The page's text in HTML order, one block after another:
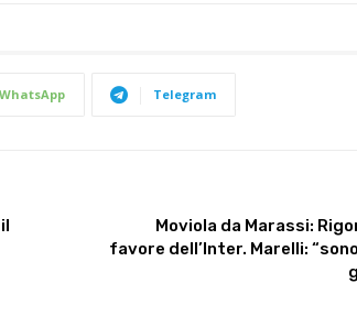
WhatsApp Telegram
Moviola da Marassi:
favore dell’Inter. Marelli: